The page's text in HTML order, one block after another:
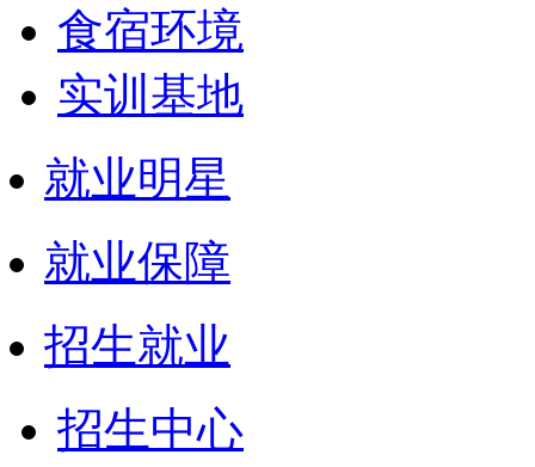
食宿环境
实训基地
就业明星
就业保障
招生就业
招生中心